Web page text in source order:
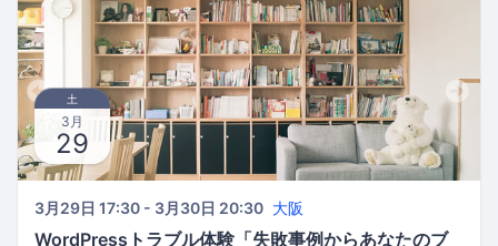
土
3月
29
3月29日 17:30 - 3月30日 20:30 大阪
WordPressトラブル体験「失敗事例からあなたのブ